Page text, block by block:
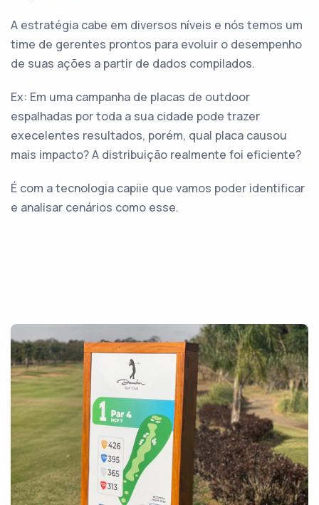
A estratégia cabe em diversos níveis e nós temos um
time de gerentes prontos para evoluir o desempenho
de suas ações a partir de dados compilados.
Ex: Em uma campanha de placas de outdoor
espalhadas por toda a sua cidade pode trazer
execelentes resultados, porém, qual placa causou
mais impacto? A distribuição realmente foi eficiente?
É com a tecnologia capiie que vamos poder identificar
e analisar cenários como esse.